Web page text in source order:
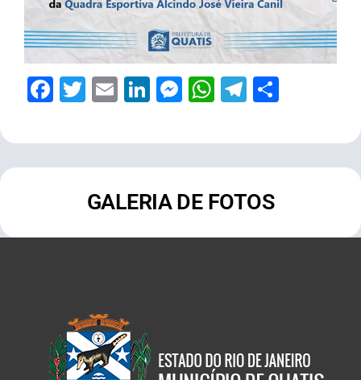
Facebook
Twitter
EmailLinkedIn
Messenger
WhatsApp
Telegram
GALERIA DE FOTOS